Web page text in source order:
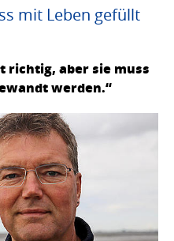
mit Leben gefüllt
richtig, aber sie muss
werden.“